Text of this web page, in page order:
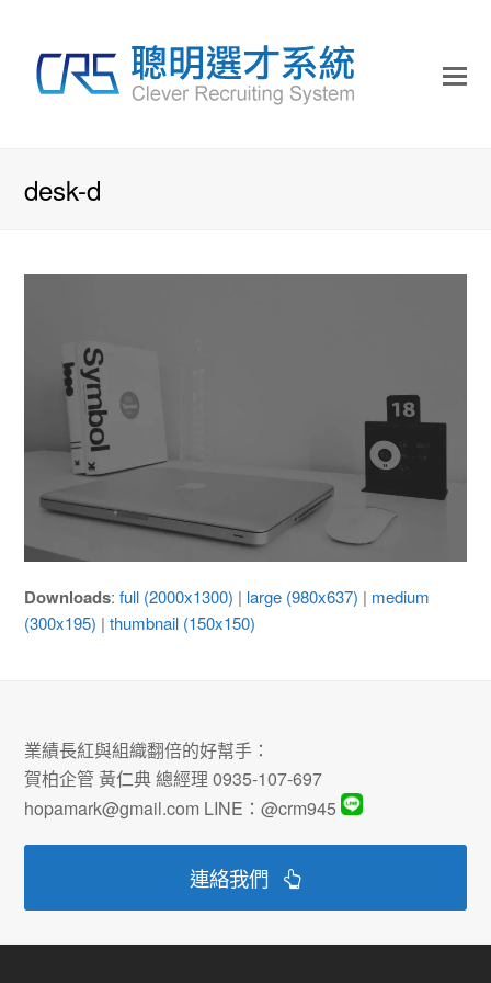
desk-d
Downloads:full (2000x1300) | large (980x637) | medium
(300x195) |thumbnail (150x150)
業績長紅與組織翻倍的好幫手：
賀柏企管 黃仁典 總經理 0935-107-697
hopamark@gmail.com LINE：@crm945
連絡我們